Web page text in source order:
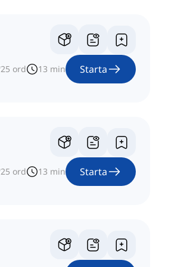
25 ord 13 min Starta
25 ord 13 min Starta